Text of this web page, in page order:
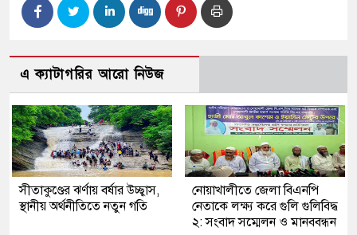
এ ক্যাটাগরির আরো নিউজ
সীতাকুণ্ডের ঝর্ণায় বর্ষার উচ্ছ্বাস,
স্থানীয় অর্থনীতিতে নতুন গতি
নোয়াখালীতে জেলা বিএনপি
নেতাকে লক্ষ্য করে গুলি গুলিবিদ্ধ
২: সংবাদ সম্মেলন ও মানববন্ধন